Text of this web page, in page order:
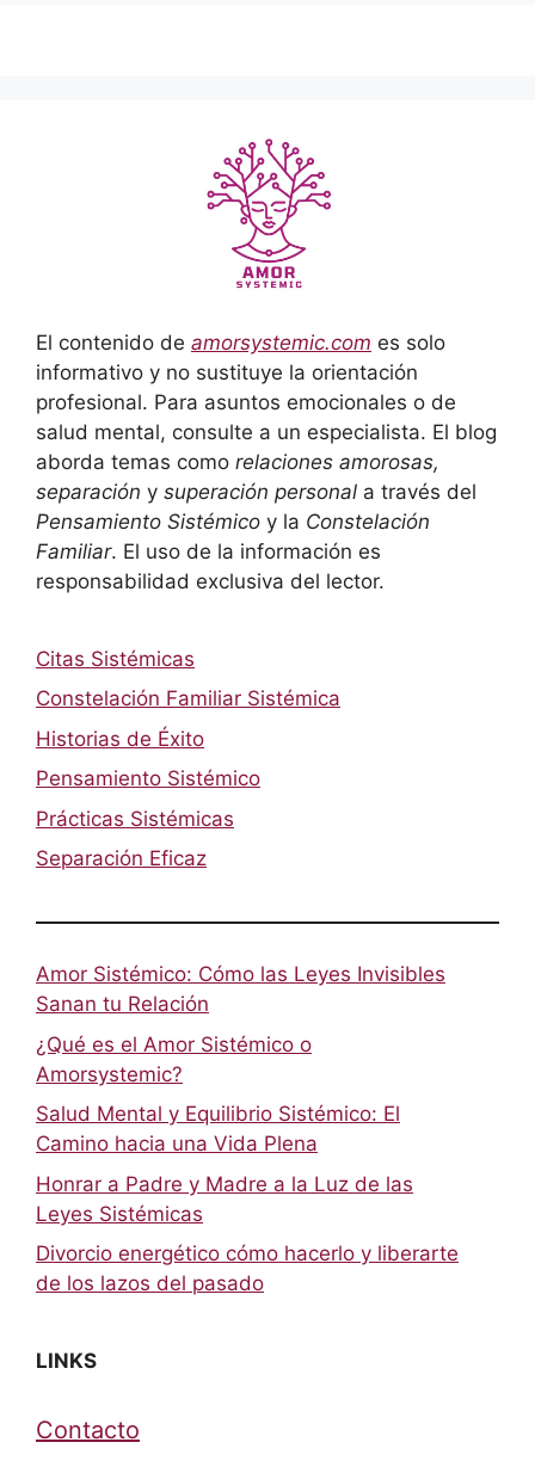
El contenido de amorsystemic.com es solo
informativo y no sustituye la orientación
profesional. Para asuntos emocionales o de
salud mental, consulte a un especialista. El blog
aborda temas como relaciones amorosas,
separación y superación personal a través del
Pensamiento Sistémico y la Constelación
Familiar. El uso de la información es
responsabilidad exclusiva del lector.
Citas Sistémicas
Constelación Familiar Sistémica
Historias de Éxito
Pensamiento Sistémico
Prácticas Sistémicas
Separación Eficaz
Amor Sistémico: Cómo las Leyes Invisibles
Sanan tu Relación
¿Qué es el Amor Sistémico o
Amorsystemic?
Salud Mental y Equilibrio Sistémico: El
Camino hacia una Vida Plena
Honrar a Padre y Madre a la Luz de las
Leyes Sistémicas
Divorcio energético cómo hacerlo y liberarte
de los lazos del pasado
LINKS
Contacto